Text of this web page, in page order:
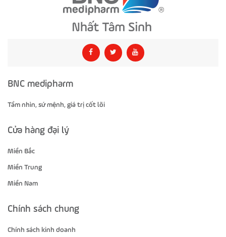
BNC medipharm
Tầm nhìn, sứ mệnh, giá trị cốt lõi
Cửa hàng đại lý
Miền Bắc
Miền Trung
Miền Nam
Chính sách chung
Chính sách kinh doanh